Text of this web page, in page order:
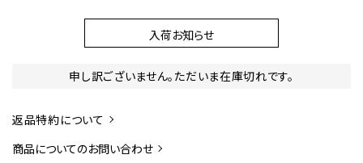
入荷お知らせ
申し訳ございません。ただいま在庫切れです。
返品特約について
商品についてのお問い合わせ